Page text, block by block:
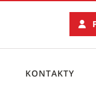
KONTAKTY